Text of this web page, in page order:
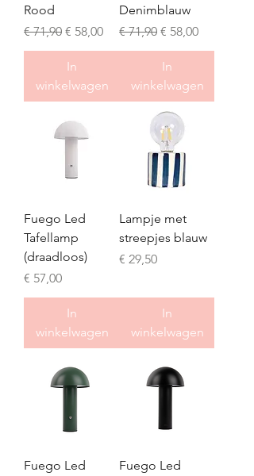
Rood
Normale prijs
€ 71,90 Verkoopprijs
€ 58,00
In
winkelwagen
Denimblauw
Normale prijs
€ 71,90 Verkoopprijs
€ 58,00
In
winkelwagen
Fuego Led
Tafellamp
(draadloos)
Prijs
€ 57,00
In
winkelwagen
Lampje met
streepjes blauw
Prijs
€ 29,50
In
winkelwagen
Fuego Led
Fuego Led